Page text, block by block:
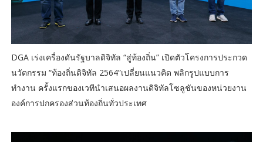
DGA เร่งเครื่องดันรัฐบาลดิจิทัล “สู่ท้องถิ่น” เปิดตัวโครงการประกวด
นวัตกรรม “ท้องถิ่นดิจิทัล 2564”เปลี่ยนแนวคิด พลิกรูปแบบการ
ทำงาน ครั้งแรกของเวทีนำเสนอผลงานดิจิทัลโซลูชันของหน่วยงาน
องค์การปกครองส่วนท้องถิ่นทั่วประเทศ